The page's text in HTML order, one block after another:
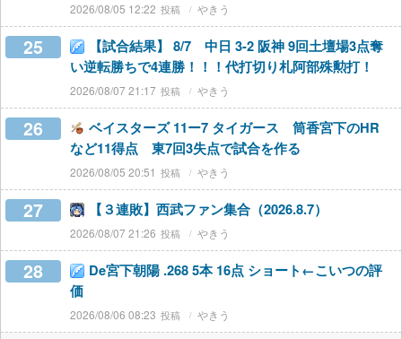
2026/08/05 12:22 やきう
25
【試合結果】 8/7 中日 3-2 阪神 9回土壇場3点奪
い逆転勝ちで4連勝！！！代打切り札阿部殊勲打！
2026/08/07 21:17 やきう
26
ベイスターズ 11ー7 タイガース 筒香宮下のHR
など11得点 東7回3失点で試合を作る
2026/08/05 20:51 やきう
27 【３連敗】西武ファン集合（2026.8.7）
2026/08/07 21:26 やきう
28
De宮下朝陽 .268 5本 16点 ショート←こいつの評
価
2026/08/06 08:23 やきう